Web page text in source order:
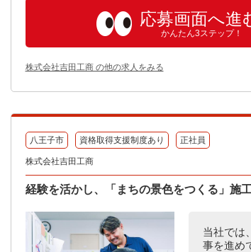
応募画面へ進
かんたん3ステップ！
株式会社吉田工商 の他の求人をみる
八王子市 資格取得支援制度あり 正社員
株式会社吉田工商
経験を活かし、「まちの景色をつくる」施工
当社では
事を進め